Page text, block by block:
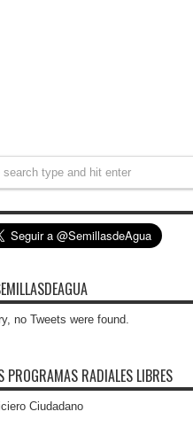
no Tweets were found.
PROGRAMAS RADIALES LIBRES
Ciudadano